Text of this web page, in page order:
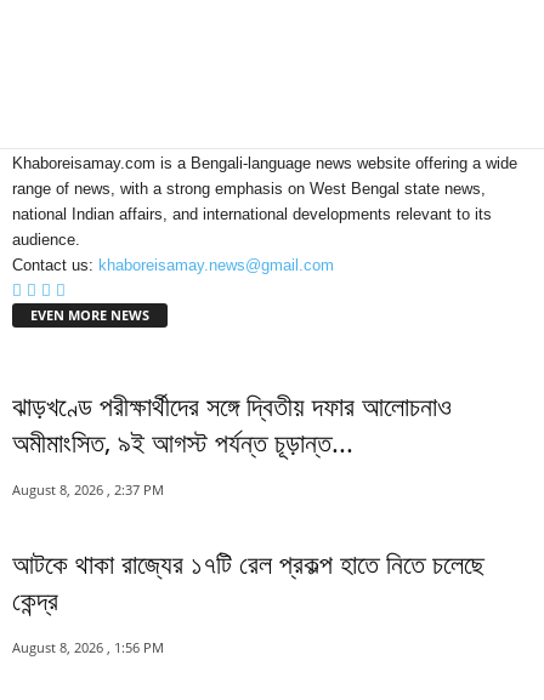
Khaboreisamay.com is a Bengali-language news website offering a wide
range of news, with a strong emphasis on West Bengal state news,
national Indian affairs, and international developments relevant to its
audience.
Contact us: khaboreisamay.news@gmail.com
EVEN MORE NEWS
ঝাড়খণ্ডে পরীক্ষার্থীদের সঙ্গে দ্বিতীয় দফার আলোচনাও
অমীমাংসিত, ৯ই আগস্ট পর্যন্ত চূড়ান্ত...
August 8, 2026 , 2:37 PM
আটকে থাকা রাজ্যের ১৭টি রেল প্রকল্প হাতে নিতে চলেছে
কেন্দ্র
August 8, 2026 , 1:56 PM